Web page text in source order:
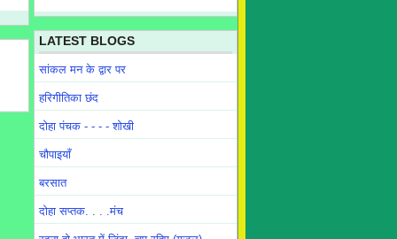
LATEST BLOGS
सांकल मन के द्वार पर
हरिगीतिका छंद
दोहा पंचक - - - - शोखी
चौपाइयाँ
बरसात
दोहा सप्तक. . . .मंच